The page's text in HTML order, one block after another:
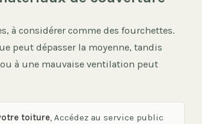
à considérer comme des fourchettes.
peut dépasser la moyenne, tandis
à une mauvaise ventilation peut
toiture, Accédez au service public